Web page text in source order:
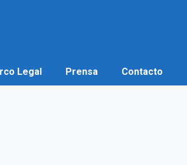
Legal Prensa Contacto